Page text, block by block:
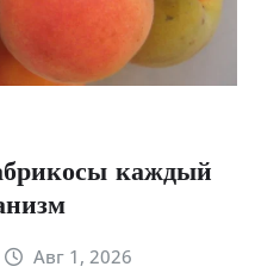
каждый
Авг 1, 2026